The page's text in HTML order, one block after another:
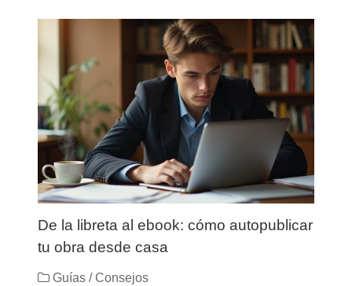
De la libreta al ebook: cómo autopublicar
tu obra desde casa
Guías / Consejos